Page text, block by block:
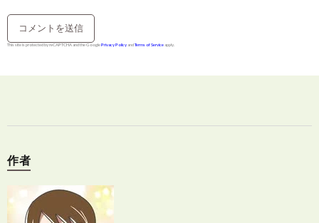
This site is protected by reCAPTCHA and the GooglePrivacy Policy andTerms of Service apply.
作者